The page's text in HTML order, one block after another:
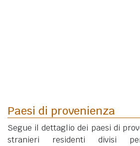
Paesi di provenienza
Segue il dettaglio dei paesi di
stranieri residenti divisi